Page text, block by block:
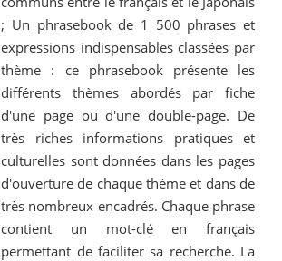
; Un phrasebook de 1 500 phrases et
expressions indispensables classées par
thème : ce phrasebook présente les
différents thèmes abordés par fiche
d'une page ou d'une double-page. De
très riches informations pratiques et
culturelles sont données dans les pages
d'ouverture de chaque thème et dans de
très nombreux encadrés. Chaque phrase
contient un mot-clé en français
permettant de faciliter sa recherche. La